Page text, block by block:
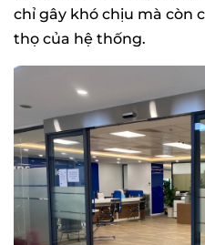
chỉ gây khó chịu mà còn
thọ của hệ thống.